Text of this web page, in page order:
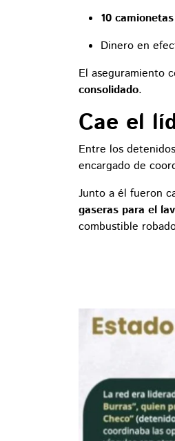
10
Dinero en
El aseguramiento
consolidado.
Cae el
Entre los
encargado de
Junto a él fueron
gaseras para el
combustible